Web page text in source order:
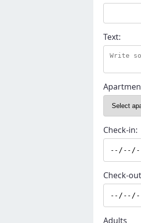
Text:
Check-in:
Check-
Adults